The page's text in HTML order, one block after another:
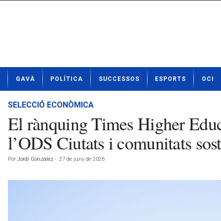
t
GAVÀ POLÍTICA SUCCESSOS ESPORTS OCI
SELECCIÓ ECONÒMICA
El rànquing Times Higher
l’ODS Ciutats i comunitats
Por Jordi González - 27 de juny de 2026